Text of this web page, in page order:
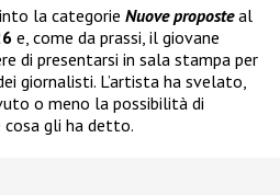
la categorie Nuove proposteal
e, come da prassi, il giovane
di presentarsi in sala stampa per
giornalisti. L’artista ha svelato,
o meno la possibilità di
cosa gli ha detto.